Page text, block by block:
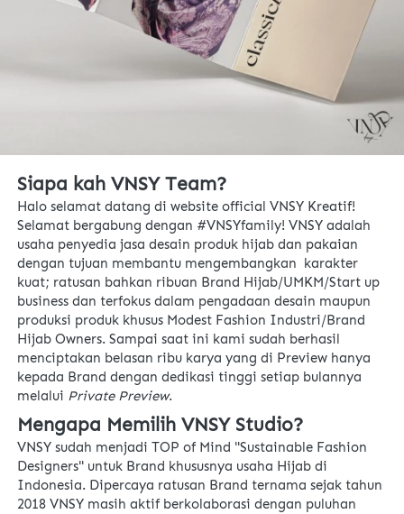
Siapa kah VNSY Team?
Halo selamat datang di website official VNSY Kreatif!
Selamat bergabung dengan #VNSYfamily! VNSY adalah
usaha penyedia jasa desain produk hijab dan pakaian
dengan tujuan membantu mengembangkan  karakter
kuat; ratusan bahkan ribuan Brand Hijab/UMKM/Start up
business dan terfokus dalam pengadaan desain maupun
produksi produk khusus Modest Fashion Industri/Brand
Hijab Owners. Sampai saat ini kami sudah berhasil
menciptakan belasan ribu karya yang di Preview hanya
kepada Brand dengan dedikasi tinggi setiap bulannya
melalui Private Preview.
Mengapa Memilih VNSY Studio?
VNSY sudah menjadi TOP of Mind "Sustainable Fashion
Designers" untuk Brand khususnya usaha Hijab di
Indonesia. Dipercaya ratusan Brand ternama sejak tahun
2018 VNSY masih aktif berkolaborasi dengan puluhan